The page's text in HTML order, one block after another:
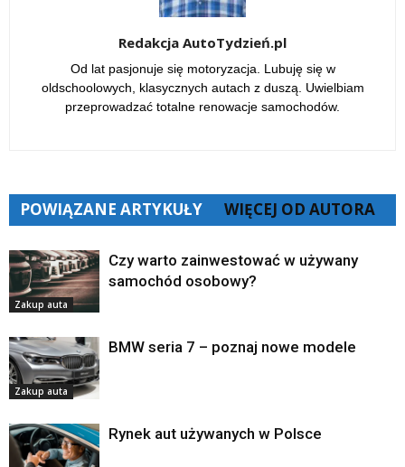
Redakcja AutoTydzień.pl
Od lat pasjonuje się motoryzacja. Lubuję się w
oldschoolowych, klasycznych autach z duszą. Uwielbiam
przeprowadzać totalne renowacje samochodów.
POWIĄZANE ARTYKUŁY WIĘCEJ OD AUTORA
Zakup auta
Czy warto zainwestować w używany
samochód osobowy?
Zakup auta
BMW seria 7 – poznaj nowe modele
Rynek aut używanych w Polsce